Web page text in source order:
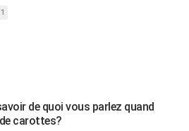
de quoi vous parlez quand
carottes?